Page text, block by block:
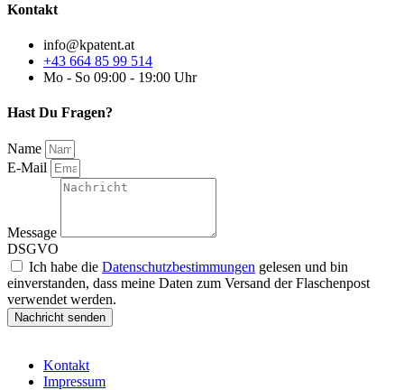
Kontakt
info@kpatent.at
+43 664 85 99 514
Mo - So 09:00 - 19:00 Uhr
Hast Du Fragen?
Name
E-Mail
Message
DSGVO
Ich habe die Datenschutzbestimmungen gelesen und bin
einverstanden, dass meine Daten zum Versand der Flaschenpost
verwendet werden.
Nachricht senden
Kontakt
Impressum